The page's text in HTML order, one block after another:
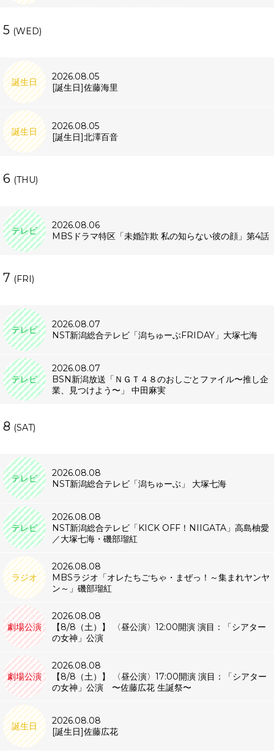
5 (WED)
誕生日
2026.08.05
[誕生日]佐藤海里
誕生日
2026.08.05
[誕生日]北澤百音
6 (THU)
テレビ
2026.08.06
MBSドラマ特区「未婚詐欺 私の知らない彼の顔」第4話
7 (FRI)
テレビ
2026.08.07
NST新潟総合テレビ「潟ちゅーぶFRIDAY」大塚七海
テレビ
2026.08.07
BSN新潟放送「ＮＧＴ４８のおしごとファイル〜推し企
業、見つけよう〜」 中田麻実
8 (SAT)
テレビ
2026.08.08
NST新潟総合テレビ「潟ちゅーぶ」 大塚七海
テレビ
2026.08.08
NST新潟総合テレビ「KICK OFF！NIIGATA」高島柚愛
／大塚七海・磯部瑠紅
ラジオ
2026.08.08
MBSラジオ「オレたちごちゃ・まぜっ！～集まれヤンヤ
ン～」磯部瑠紅
劇場公演
2026.08.08
【8/8（土）】 〈昼公演〉12:00開演 演目：「シアター
の女神」公演
劇場公演
2026.08.08
【8/8（土）】 〈昼公演〉17:00開演 演目：「シアター
の女神」公演 〜佐藤広花 生誕祭〜
誕生日
2026.08.08
[誕生日]佐藤広花